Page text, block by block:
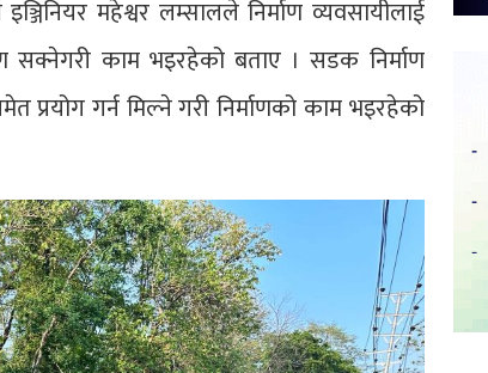
महेश्वर लम्सालले निर्माण व्यवसायीलाई
सक्नेगरी काम भइरहेको बताए । सडक निर्माण
गर्न मिल्ने गरी निर्माणको काम भइरहेको